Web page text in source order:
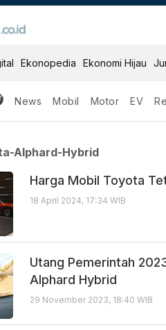
Ekonopedia Ekonomi Hijau
News Mobil Motor EV
Alphard-Hybrid
Harga Mobil Toyota
18 April 2024, 17:34 WIB
Utang Pemerintah
Alphard Hybrid
29 November 2023, 18:40 WIB